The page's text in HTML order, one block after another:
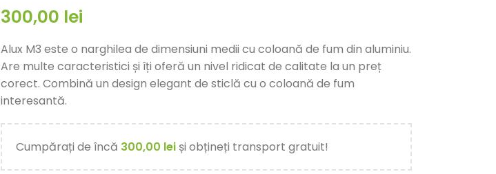
300,00 lei
Alux M3 este o narghilea de dimensiuni medii cu coloană de fum din aluminiu.
Are multe caracteristici și îți oferă un nivel ridicat de calitate la un preț
corect. Combină un design elegant de sticlă cu o coloană de fum
interesantă.
Cumpărați de încă 300,00 lei și obțineți transport gratuit!